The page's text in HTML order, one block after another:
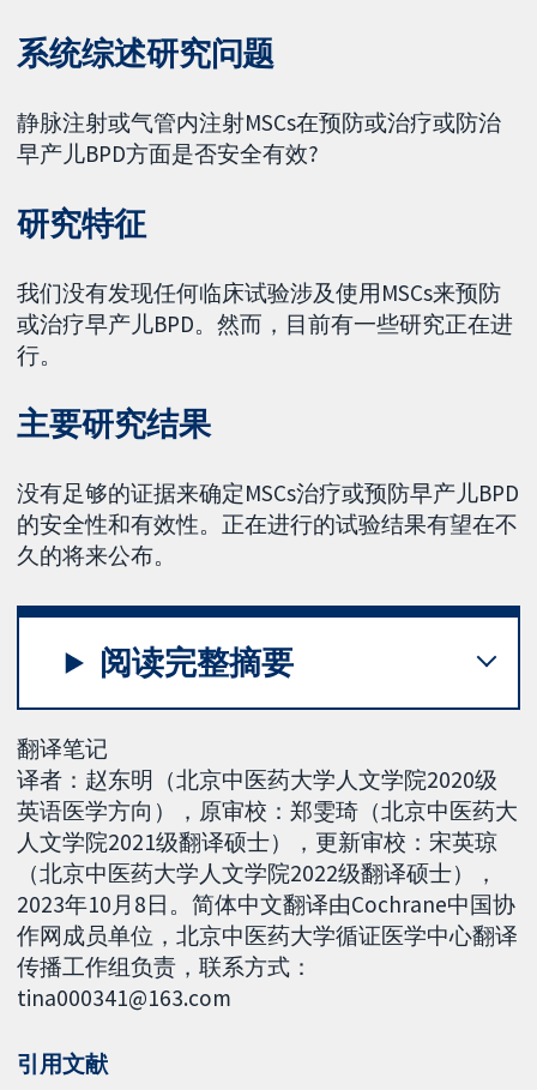
系统综述研究问题
静脉注射或气管内注射MSCs在预防或治疗或防治
早产儿BPD方面是否安全有效?
研究特征
我们没有发现任何临床试验涉及使用MSCs来预防
或治疗早产儿BPD。然而，目前有一些研究正在进
行。
主要研究结果
没有足够的证据来确定MSCs治疗或预防早产儿BPD
的安全性和有效性。正在进行的试验结果有望在不
久的将来公布。
阅读完整摘要
翻译笔记
译者：赵东明（北京中医药大学人文学院2020级
英语医学方向），原审校：郑雯琦（北京中医药大
人文学院2021级翻译硕士），更新审校：宋英琼
（北京中医药大学人文学院2022级翻译硕士），
2023年10月8日。简体中文翻译由Cochrane中国协
作网成员单位，北京中医药大学循证医学中心翻译
传播工作组负责，联系方式：
tina000341@163.com
引用文献